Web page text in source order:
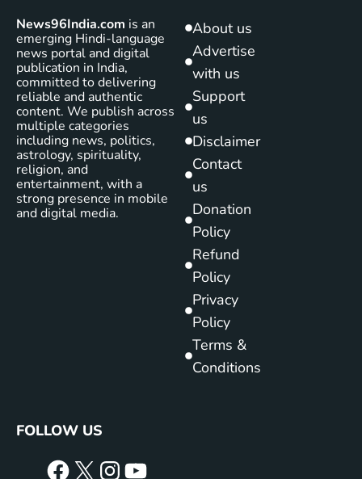
News96India.com is an
emerging Hindi-language
news portal and digital
publication in India,
committed to delivering
reliable and authentic
content. We publish across
multiple categories
including news, politics,
astrology, spirituality,
religion, and
entertainment, with a
strong presence in mobile
and digital media.
About us
Advertise
with us
Support
us
Disclaimer
Contact
us
Donation
Policy
Refund
Policy
Privacy
Policy
Terms &
Conditions
FOLLOW US